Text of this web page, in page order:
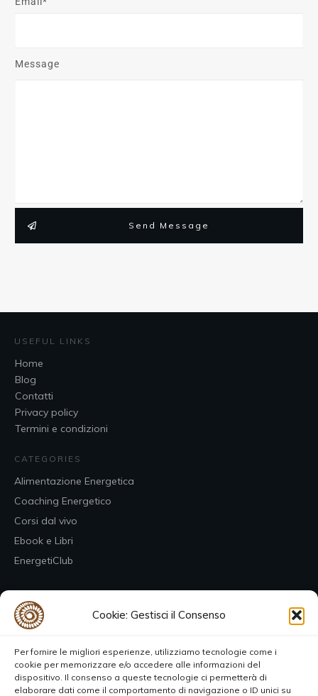
Cookie: Gestisci il Consenso
Per fornire le migliori esperienze, utilizziamo tecnologie come i
cookie per memorizzare e/o accedere alle informazioni del
dispositivo. Il consenso a queste tecnologie ci permetterà di
elaborare dati come il comportamento di navigazione o ID unici su
Message
Send Message
USEFUL LINKS
Home
Blog
Contatti
Privacy policy
Termini e condizioni
CATEGORIES
Alimentazione Energetica
Coaching Energetico
Corsi dal vivo
Ebook e Libri
EnergetiClub